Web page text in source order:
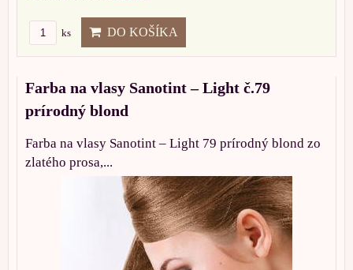
ks DO KOŠÍKA
Farba na vlasy Sanotint – Light č.79
prírodný blond
Farba na vlasy Sanotint – Light 79 prírodný blond zo
zlatého prosa,...